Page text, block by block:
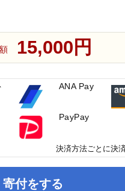
15,000円
寄付をする
ANA Pay
PayPay
決済方法ごとに決